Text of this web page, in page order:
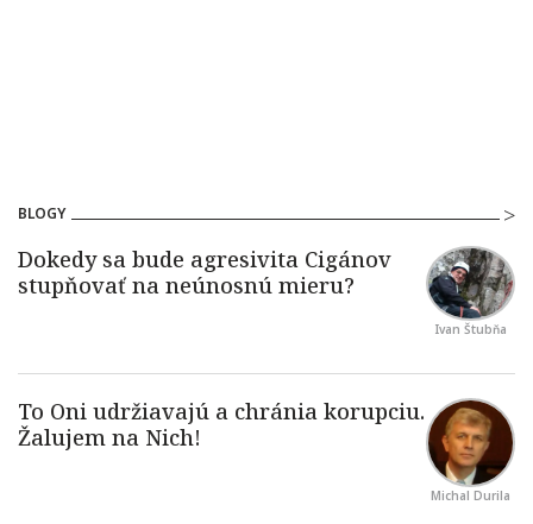
BLOGY
Ivan Štubňa
Michal Durila